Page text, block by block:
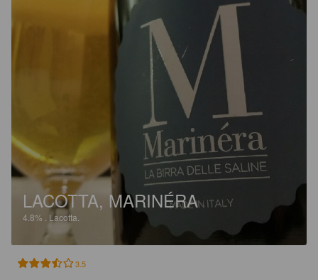
LACOTTA, MARINÉRA
4.8% Lacotta.
3.5